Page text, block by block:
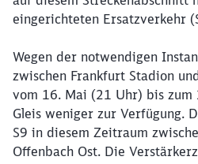
eingerichteten Ersatzverkehr
Wegen der notwendigen
zwischen Frankfurt Stadion
vom 16. Mai (21 Uhr) bis
Gleis weniger zur Verfügung.
S9 in diesem Zeitraum
Offenbach Ost. Die